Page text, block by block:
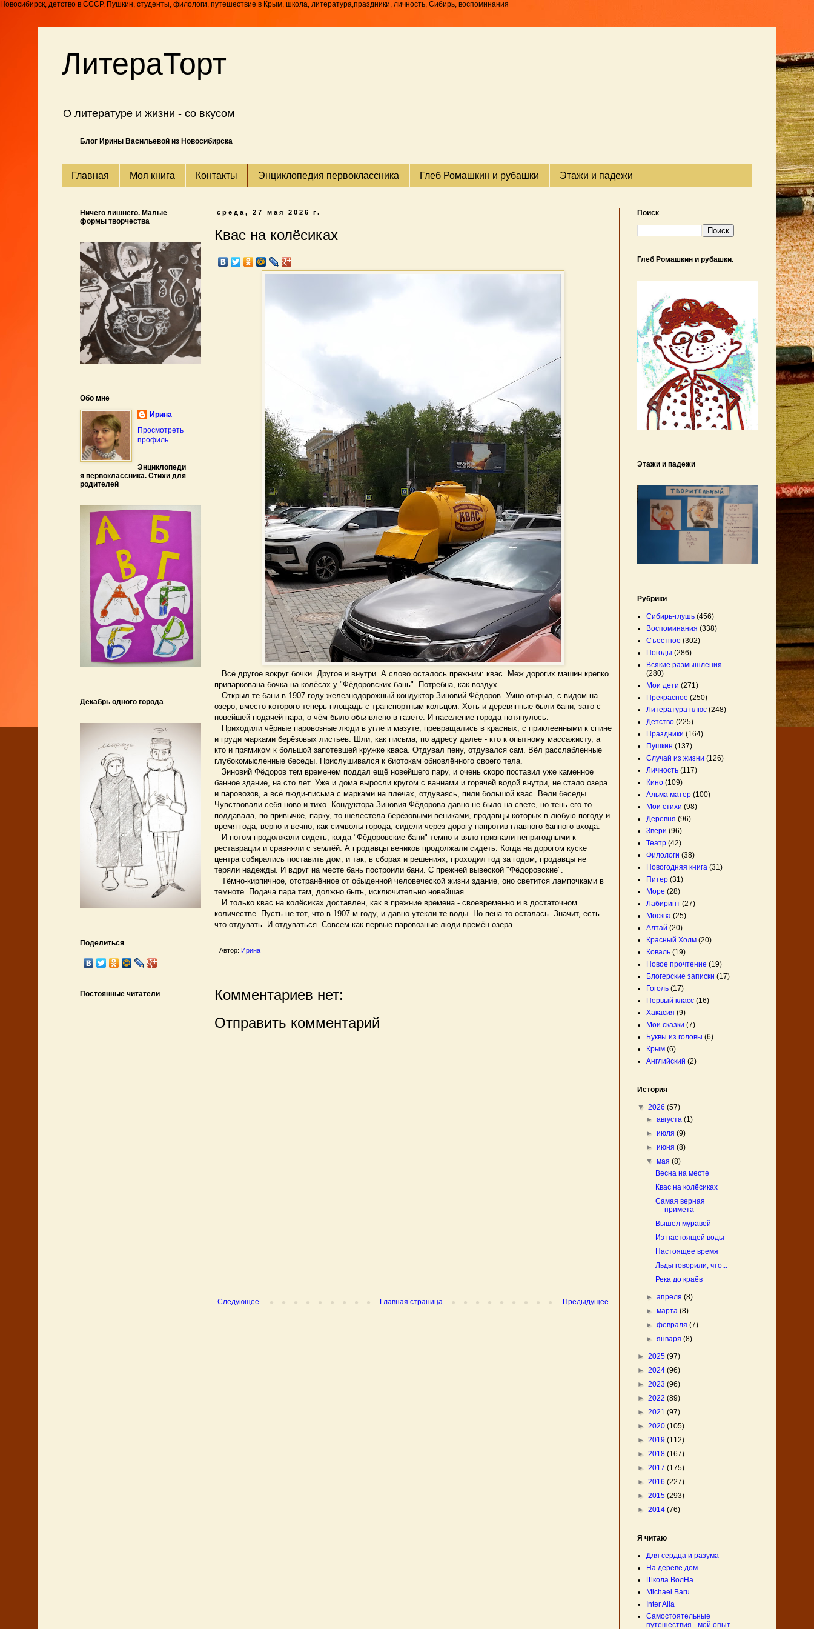
Новосибирск, детство в СССР, Пушкин, студенты, филологи, путешествие в Крым, школа, литература,праздники, личность, Сибирь, воспоминания
ЛитераТорт
О литературе и жизни - со вкусом
Блог Ирины Васильевой из Новосибирска
Главная Моя книга Контакты Энциклопедия первоклассника Глеб Ромашкин и рубашки Этажи и падежи
среда, 27 мая 2026 г.
Квас на колёсиках
Всё другое вокруг бочки. Другое и внутри. А слово осталось прежним: квас. Меж дорогих машин крепко
припаркована бочка на колёсах у "Фёдоровских бань". Потребна, как воздух.
Открыл те бани в 1907 году железнодорожный кондуктор Зиновий Фёдоров. Умно открыл, с видом на
озеро, вместо которого теперь площадь с транспортным кольцом. Хоть и деревянные были бани, зато с
новейшей подачей пара, о чём было объявлено в газете. И население города потянулось.
Приходили чёрные паровозные люди в угле и мазуте, превращались в красных, с приклеенными к спине
и груди марками берёзовых листьев. Шли, как письма, по адресу далее - кто к опытному массажисту, а
кто и прямиком к большой запотевшей кружке кваса. Отдувал пену, отдувался сам. Вёл расслабленные
глубокомысленные беседы. Прислушивался к биотокам обновлённого своего тела.
Зиновий Фёдоров тем временем поддал ещё новейшего пару, и очень скоро поставил уже каменное
банное здание, на сто лет. Уже и дома выросли кругом с ваннами и горячей водой внутри, не стало озера
и паровозов, а всё люди-письма с марками на плечах, отдуваясь, пили большой квас. Вели беседы.
Чувствовали себя ново и тихо. Кондуктора Зиновия Фёдорова давно не было на свете, но тень его то
поддавала, по привычке, парку, то шелестела берёзовыми вениками, продавцы которых в любую погоду и
время года, верно и вечно, как символы города, сидели через дорогу напротив главного банного входа.
И потом продолжали сидеть, когда "Фёдоровские бани" темно и вяло признали непригодными к
реставрации и сравняли с землёй. А продавцы веников продолжали сидеть. Когда на дорогом куске
центра собирались поставить дом, и так, в сборах и решениях, проходил год за годом, продавцы не
теряли надежды. И вдруг на месте бань построили бани. С прежней вывеской "Фёдоровские".
Тёмно-кирпичное, отстранённое от обыденной человеческой жизни здание, оно светится лампочками в
темноте. Подача пара там, должно быть, исключительно новейшая.
И только квас на колёсиках доставлен, как в прежние времена - своевременно и в достаточном
количестве. Пусть не тот, что в 1907-м году, и давно утекли те воды. Но пена-то осталась. Значит, есть
что отдувать. И отдуваться. Совсем как первые паровозные люди времён озера.
Автор: Ирина
Комментариев нет:
Отправить комментарий
Следующее Предыдущее
Главная страница
Ничего лишнего. Малые
формы творчества
Обо мне
Ирина
Просмотреть
профиль
Энциклопеди
я первоклассника. Стихи для
родителей
Декабрь одного города
Поделиться
Постоянные читатели
Поиск
Глеб Ромашкин и рубашки.
Этажи и падежи
Рубрики
Сибирь-глушь (456)
Воспоминания (338)
Съестное (302)
Погоды (286)
Всякие размышления
(280)
Мои дети (271)
Прекрасное (250)
Литература плюс (248)
Детство (225)
Праздники (164)
Пушкин (137)
Случай из жизни (126)
Личность (117)
Кино (109)
Альма матер (100)
Мои стихи (98)
Деревня (96)
Звери (96)
Театр (42)
Филологи (38)
Новогодняя книга (31)
Питер (31)
Море (28)
Лабиринт (27)
Москва (25)
Алтай (20)
Красный Холм (20)
Коваль (19)
Новое прочтение (19)
Блогерские записки (17)
Гоголь (17)
Первый класс (16)
Хакасия (9)
Мои сказки (7)
Буквы из головы (6)
Крым (6)
Английский (2)
История
▼ 2026 (57)
►августа(1)
►июля(9)
►июня(8)
▼мая(8)
Весна на месте
Квас на колёсиках
Самая верная
примета
Вышел муравей
Из настоящей воды
Настоящее время
Льды говорили, что...
Река до краёв
►апреля(8)
►марта(8)
►февраля(7)
►января(8)
► 2025 (97)
► 2024 (96)
► 2023 (96)
► 2022 (89)
► 2021 (97)
► 2020 (105)
► 2019 (112)
► 2018 (167)
► 2017 (175)
► 2016 (227)
► 2015 (293)
► 2014 (76)
Я читаю
Для сердца и разума
На дереве дом
Школа ВолНа
Michael Baru
Inter Alia
Самостоятельные
путешествия - мой опыт